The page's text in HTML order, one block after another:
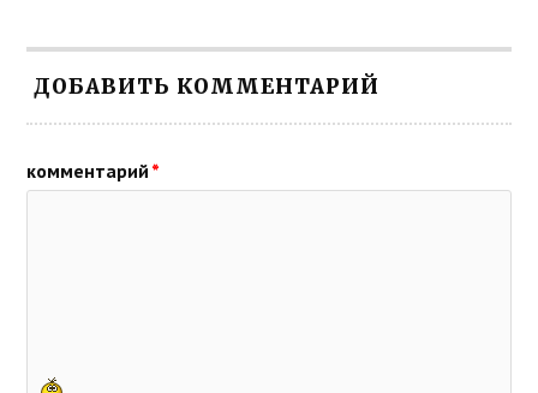
ДОБАВИТЬ КОММЕНТАРИЙ
комментарий *